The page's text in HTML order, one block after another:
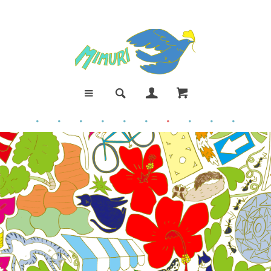
● ● ● ● ● ● ● ● ● ●